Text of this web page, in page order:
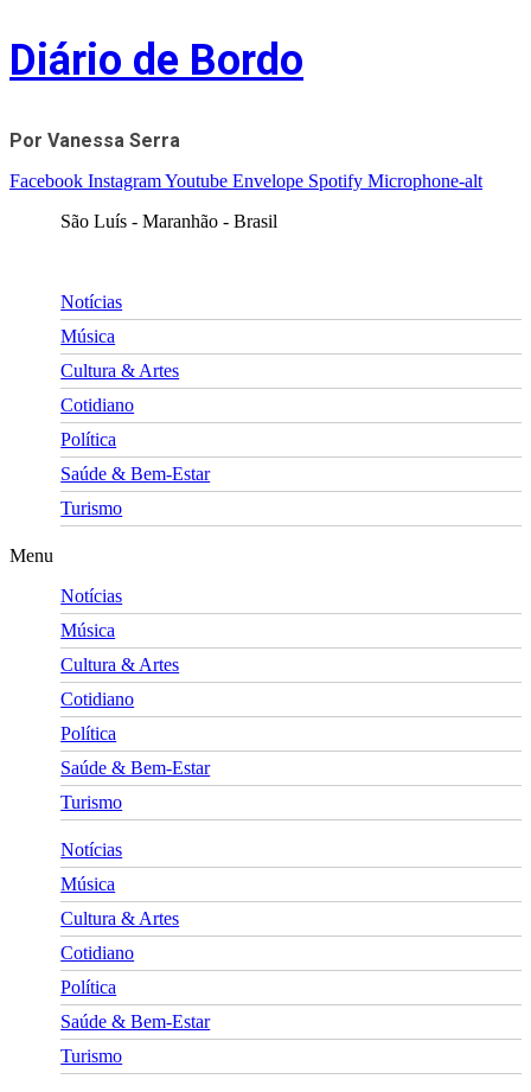
Skip
to
content
Diário de Bordo
Por Vanessa Serra
Facebook InstagramYoutube Envelope Spotify Microphone-alt
São Luís - Maranhão - Brasil
Notícias
Música
Cultura & Artes
Cotidiano
Política
Saúde & Bem-Estar
Turismo
Menu
Notícias
Música
Cultura & Artes
Cotidiano
Política
Saúde & Bem-Estar
Turismo
Notícias
Música
Cultura & Artes
Cotidiano
Política
Saúde & Bem-Estar
Turismo